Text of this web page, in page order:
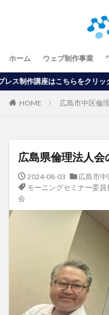
ホーム ウェブ制作事業
ク▶
HOME 広島市中区倫
広島県倫理法人
2024-08-03
広島市
モーニングセミナー委員
会